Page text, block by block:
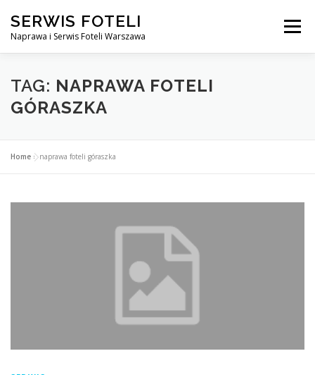
treści
SERWIS FOTELI
Naprawa i Serwis Foteli Warszawa
Menu
NAPRAWA FOTELI DENTYSTYCZNE I MEDYCZNE
TAG: NAPRAWA FOTELI
GÓRASZKA
Home »naprawa foteli góraszka